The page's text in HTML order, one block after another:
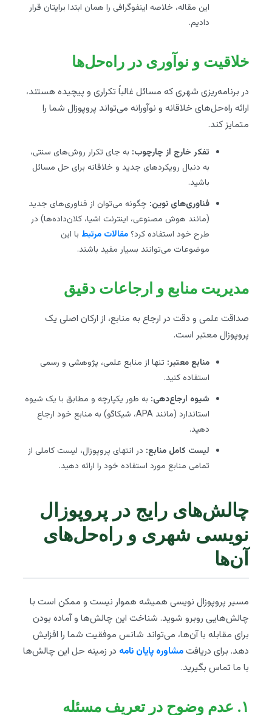
این مقاله، خلاصه اینفوگرافی را همان ابتدا برایتان قرار
دادیم.
خلاقیت و نوآوری در راه‌حل‌ها
در برنامه‌ریزی شهری که مسائل غالباً تکراری و پیچیده هستند،
ارائه راه‌حل‌های خلاقانه و نوآورانه می‌تواند پروپوزال شما را
متمایز کند.
تفکر خارج از چارچوب:به جای تکرار روش‌های سنتی،
به دنبال رویکردهای جدید و خلاقانه برای حل مسائل
باشید.
فناوری‌های نوین: چگونه می‌توان از فناوری‌های جدید
(مانند هوش مصنوعی، اینترنت اشیا، کلان‌داده‌ها) در
طرح خود استفاده کرد؟ مقالات مرتبطبا این
موضوعات می‌توانند بسیار مفید باشند.
مدیریت منابع و ارجاعات دقیق
صداقت علمی و دقت در ارجاع به منابع، از ارکان اصلی یک
پروپوزال معتبر است.
منابع معتبر:تنها از منابع علمی، پژوهشی و رسمی
استفاده کنید.
شیوه ارجاع‌دهی:به طور یکپارچه و مطابق با یک شیوه
استاندارد (مانند APA، شیکاگو) به منابع خود ارجاع
لیست کامل منابع:در انتهای پروپوزال، لیست کاملی از
تمامی منابع مورد استفاده خود را ارائه دهید.
چالش‌های رایج در پروپوزال
نویسی شهری و راه‌حل‌های
آن‌ها
مسیر پروپوزال نویسی همیشه هموار نیست و ممکن است با
چالش‌هایی روبرو شوید. شناخت این چالش‌ها و آماده بودن
برای مقابله با آن‌ها، می‌تواند شانس موفقیت شما را افزایش
دهد. برای دریافتمشاوره پایان نامهدر زمینه حل این چالش‌ها
با ما تماس بگیرید.